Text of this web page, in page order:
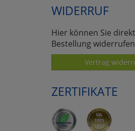
WIDERRUF
Hier können Sie
Bestellung
Vertrag
ZERTIFIKATE